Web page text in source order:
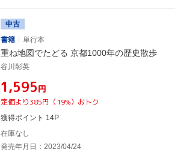
中古
書籍
単行本
重ね地図でたどる 京都1000年の歴史散歩
谷川彰英
¥1,595円
定価より385円（19%）おトク
獲得ポイント 14P
在庫なし
発売年月日：2023/04/24